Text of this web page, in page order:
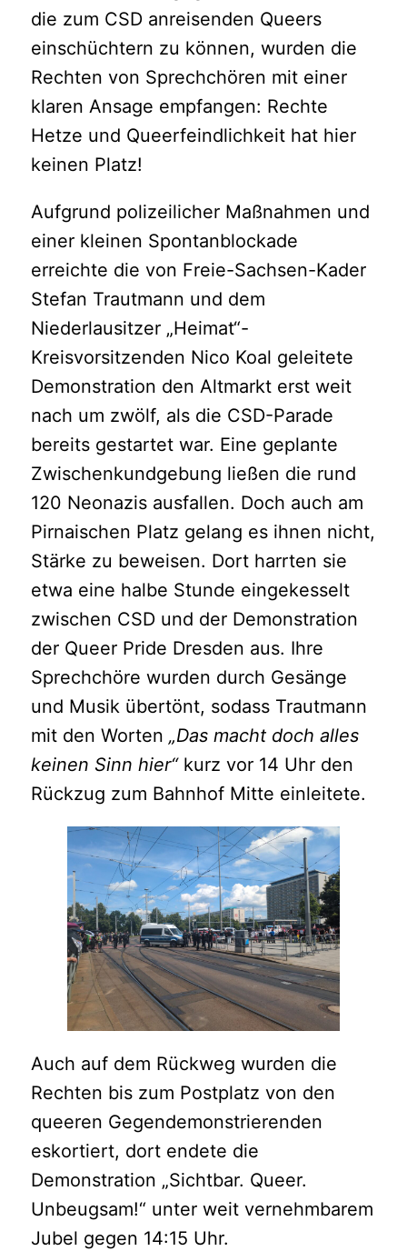
die zum CSD anreisenden Queers
einschüchtern zu können, wurden die
Rechten von Sprechchören mit einer
klaren Ansage empfangen: Rechte
Hetze und Queerfeindlichkeit hat hier
keinen Platz!
Aufgrund polizeilicher Maßnahmen und
einer kleinen Spontanblockade
erreichte die von Freie-Sachsen-Kader
Stefan Trautmann und dem
Niederlausitzer „Heimat“-
Kreisvorsitzenden Nico Koal geleitete
Demonstration den Altmarkt erst weit
nach um zwölf, als die CSD-Parade
bereits gestartet war. Eine geplante
Zwischenkundgebung ließen die rund
120 Neonazis ausfallen. Doch auch am
Pirnaischen Platz gelang es ihnen nicht,
Stärke zu beweisen. Dort harrten sie
etwa eine halbe Stunde eingekesselt
zwischen CSD und der Demonstration
der Queer Pride Dresden aus. Ihre
Sprechchöre wurden durch Gesänge
und Musik übertönt, sodass Trautmann
mit den Worten „Das macht doch alles
keinen Sinn hier“kurz vor 14 Uhr den
Rückzug zum Bahnhof Mitte einleitete.
Auch auf dem Rückweg wurden die
Rechten bis zum Postplatz von den
queeren Gegendemonstrierenden
eskortiert, dort endete die
Demonstration „Sichtbar. Queer.
Unbeugsam!“ unter weit vernehmbarem
Jubel gegen 14:15 Uhr.